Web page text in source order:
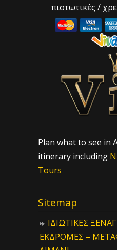
πιστωτικές /
Plan what to see in
itinerary including
Tours
Sitemap
ΙΔIΩΤΙΚΕΣ
ΕΚΔΡΟΜΕΣ –